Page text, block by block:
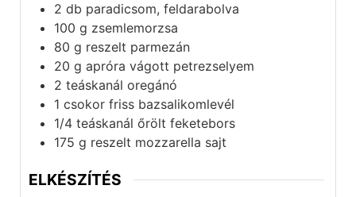
2 db paradicsom, feldarabolva
100 g zsemlemorzsa
80 g reszelt parmezán
20 g apróra vágott petrezselyem
2 teáskanál oregánó
1 csokor friss bazsalikomlevél
1/4 teáskanál őrölt feketebors
175 g reszelt mozzarella sajt
ELKÉSZÍTÉS